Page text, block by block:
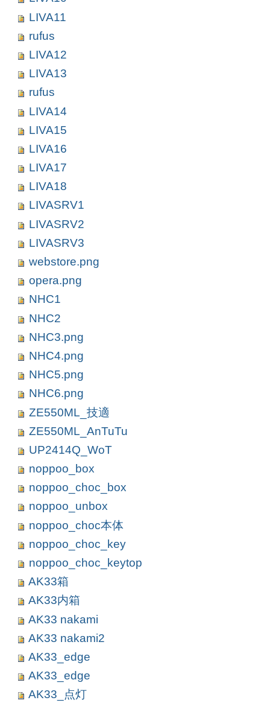
LIVA11
rufus
LIVA12
LIVA13
rufus
LIVA14
LIVA15
LIVA16
LIVA17
LIVA18
LIVASRV1
LIVASRV2
LIVASRV3
webstore.png
opera.png
NHC1
NHC2
NHC3.png
NHC4.png
NHC5.png
NHC6.png
ZE550ML_技適
ZE550ML_AnTuTu
UP2414Q_WoT
noppoo_box
noppoo_choc_box
noppoo_unbox
noppoo_choc本体
noppoo_choc_key
noppoo_choc_keytop
AK33箱
AK33内箱
AK33 nakami
AK33 nakami2
AK33_edge
AK33_edge
AK33_点灯